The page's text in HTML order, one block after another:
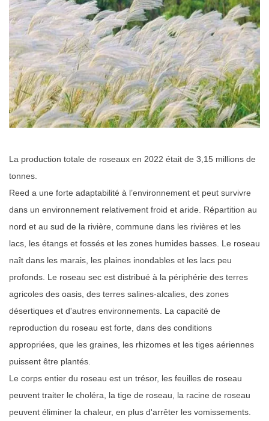
La production totale de roseaux en 2022 était de 3,15 millions de
tonnes.
Reed a une forte adaptabilité à l’environnement et peut survivre
dans un environnement relativement froid et aride. Répartition au
nord et au sud de la rivière, commune dans les rivières et les
lacs, les étangs et fossés et les zones humides basses. Le roseau
naît dans les marais, les plaines inondables et les lacs peu
profonds. Le roseau sec est distribué à la périphérie des terres
agricoles des oasis, des terres salines-alcalies, des zones
désertiques et d'autres environnements. La capacité de
reproduction du roseau est forte, dans des conditions
appropriées, que les graines, les rhizomes et les tiges aériennes
puissent être plantés.
Le corps entier du roseau est un trésor, les feuilles de roseau
peuvent traiter le choléra, la tige de roseau, la racine de roseau
peuvent éliminer la chaleur, en plus d'arrêter les vomissements.